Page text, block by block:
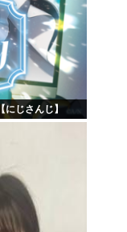
じさんじ】